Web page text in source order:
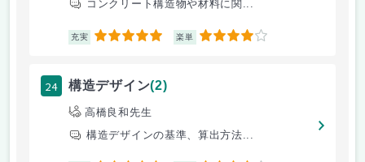
コンクリート構造物や材料に関...
充実 5 楽単 4
24 構造デザイン(2)
高橋良和先生
構造デザインの基準、算出方法...